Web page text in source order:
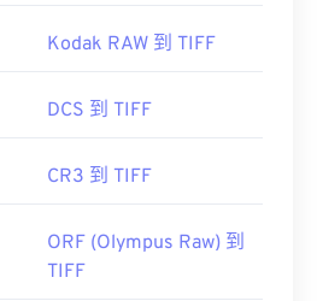
Kodak RAW 到 TIFF
DCS 到 TIFF
CR3 到 TIFF
ORF (Olympus Raw) 到
TIFF